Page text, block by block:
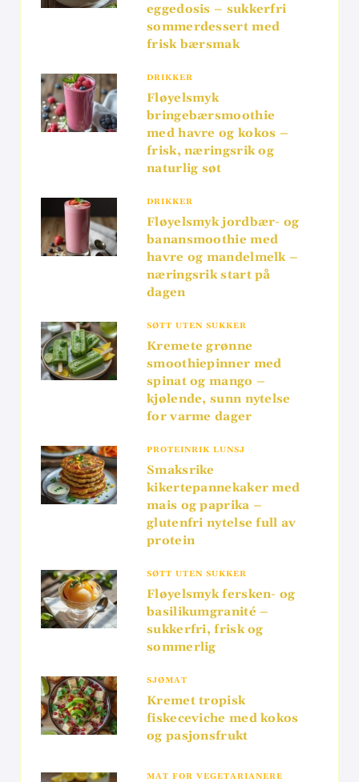
eggedosis – sukkerfri
sommerdessert med
frisk bærsmak
DRIKKER
Fløyelsmyk
bringebærsmoothie
med havre og kokos –
frisk, næringsrik og
naturlig søt
DRIKKER
Fløyelsmyk jordbær- og
banansmoothie med
havre og mandelmelk –
næringsrik start på
dagen
SØTT UTEN SUKKER
Kremete grønne
smoothiepinner med
spinat og mango –
kjølende, sunn nytelse
for varme dager
PROTEINRIK LUNSJ
Smaksrike
kikertepannekaker med
mais og paprika –
glutenfri nytelse full av
protein
SØTT UTEN SUKKER
Fløyelsmyk fersken- og
basilikumgranité –
sukkerfri, frisk og
sommerlig
SJØMAT
Kremet tropisk
fiskeceviche med kokos
og pasjonsfrukt
MAT FOR VEGETARIANERE